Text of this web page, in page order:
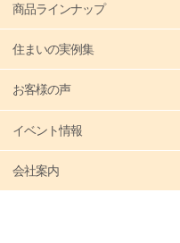
商品ラインナップ
住まいの実例集
お客様の声
イベント情報
会社案内